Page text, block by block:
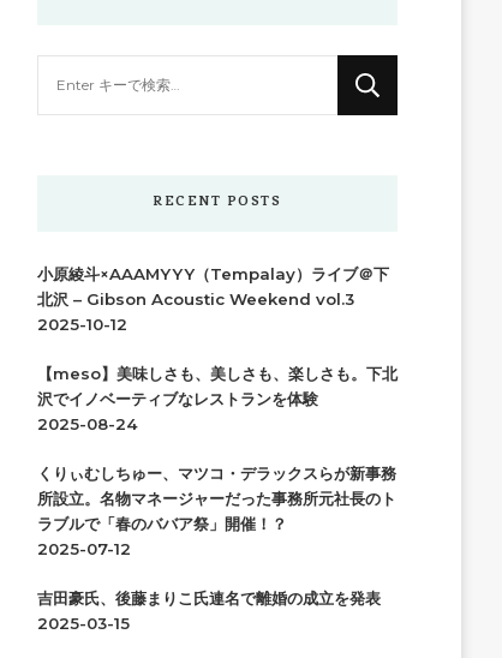
す
か
RECENT POSTS
小原綾斗×AAAMYYY（Tempalay）ライブ＠下
北沢 – Gibson Acoustic Weekend vol.3
2025-10-12
【meso】美味しさも、美しさも、楽しさも。下北
沢でイノベーティブなレストランを体験
2025-08-24
くりぃむしちゅー、マツコ・デラックスらが新事務
所設立。名物マネージャーだった事務所元社長のト
ラブルで「春のババア祭」開催！？
2025-07-12
吉田豪氏、後藤まりこ氏連名で離婚の成立を発表
2025-03-15